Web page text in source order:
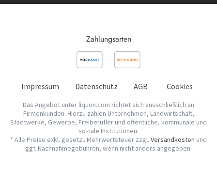
Zahlungsarten
Impressum Datenschutz AGB Cookies
Das Angebot unter liquon.com richtet sich ausschließlich an
Firmenkunden. Hierzu zählen Unternehmen, Landwirtschaft,
Stadtwerke, Gewerbe, Freiberufler und öffentliche, kommunale und
soziale Institutionen.
* Alle Preise exkl. gesetzl. Mehrwertsteuer zzgl. Versandkosten und
ggf. Nachnahmegebühren, wenn nicht anders angegeben.